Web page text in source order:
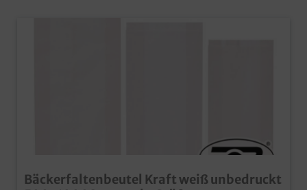
Bäckerfaltenbeutel Kraft weiß unbedruckt